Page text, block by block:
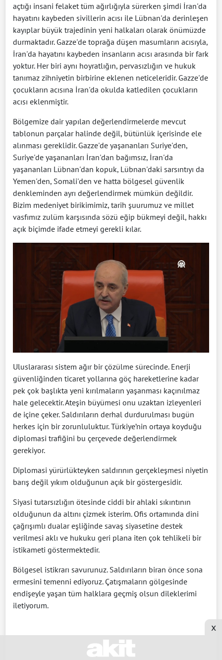
açtığı insani felaket tüm ağırlığıyla sürerken şimdi İran'da
hayatını kaybeden sivillerin acısı ile Lübnan'da derinleşen
kayıplar büyük trajedinin yeni halkaları olarak önümüzde
durmaktadır. Gazze'de toprağa düşen masumların acısıyla,
İran'da hayatını kaybeden insanların acısı arasında bir fark
yoktur. Her biri aynı hoyratlığın, pervasızlığın ve hukuk
tanımaz zihniyetin birbirine eklenen neticeleridir. Gazze'de
çocukların acısına İran'da okulda katledilen çocukların
acısı eklenmiştir.
Bölgemize dair yapılan değerlendirmelerde mevcut
tablonun parçalar halinde değil, bütünlük içerisinde ele
alınması gereklidir. Gazze'de yaşananları Suriye'den,
Suriye'de yaşananları İran'dan bağımsız, İran'da
yaşananları Lübnan'dan kopuk, Lübnan'daki sarsıntıyı da
Yemen'den, Somali'den ve hatta bölgesel güvenlik
denkleminden ayrı değerlendirmek mümkün değildir.
Bizim medeniyet birikimimiz, tarih şuurumuz ve millet
vasfımız zulüm karşısında sözü eğip bükmeyi değil, hakkı
açık biçimde ifade etmeyi gerekli kılar.
Uluslararası sistem ağır bir çözülme sürecinde. Enerji
güvenliğinden ticaret yollarına göç hareketlerine kadar
pek çok başlıkta yeni kırılmaların yaşanması kaçınılmaz
hale gelecektir. Ateşin büyümesi onu uzaktan izleyenleri
de içine çeker. Saldırıların derhal durdurulması bugün
herkes için bir zorunluluktur. Türkiye’nin ortaya koyduğu
diplomasi trafiğini bu çerçevede değerlendirmek
gerekiyor.
Diplomasi yürürlükteyken saldırının gerçekleşmesi niyetin
barış değil yıkım olduğunun açık bir göstergesidir.
Siyasi tutarsızlığın ötesinde ciddi bir ahlaki sıkıntının
olduğunun da altını çizmek isterim. Ofis ortamında dini
çağrışımlı dualar eşliğinde savaş siyasetine destek
verilmesi aklı ve hukuku geri plana iten çok tehlikeli bir
istikameti göstermektedir.
Bölgesel istikrarı savurunuz. Saldırıların biran önce sona
ermesini temenni ediyoruz. Çatışmaların gölgesinde
endişeyle yaşan tüm halklara geçmiş olsun dileklerimi
iletiyorum.
x